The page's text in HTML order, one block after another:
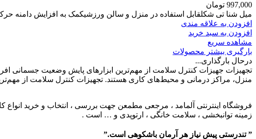
997,000 تومان
میل شنا تی شکلقابل استفاده در منزل و سالن ورزشیکمک به افزایش دامنه
افزودن به علاقه مندی
افزودن به سبد خرید
مشاهده سریع
بارگیری بیشتر محصولات
درحال بارگذاری...
تجهیزات جهیزات کنترل سلامت از مهم‌ترین ابزارهای پایش وضعیت جسمانی
منزل، مراکز درمانی و محیط‌های کاری هستند. تجهیزات کنترل سلامت از
فروشگاه اینترنتی آلمامد ، مرجعی مطمعن جهت بررسی ، انتخاب و خرید انواع
زمینه توانبخشی ، سلامت خانگی ، ارتوپدی و … است .
” تندرستی پیش نیاز هر آرمان باشکوهی است.”